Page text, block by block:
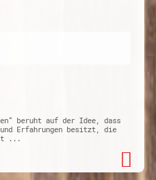
beruht auf der Idee, dass
Erfahrungen besitzt, die
...